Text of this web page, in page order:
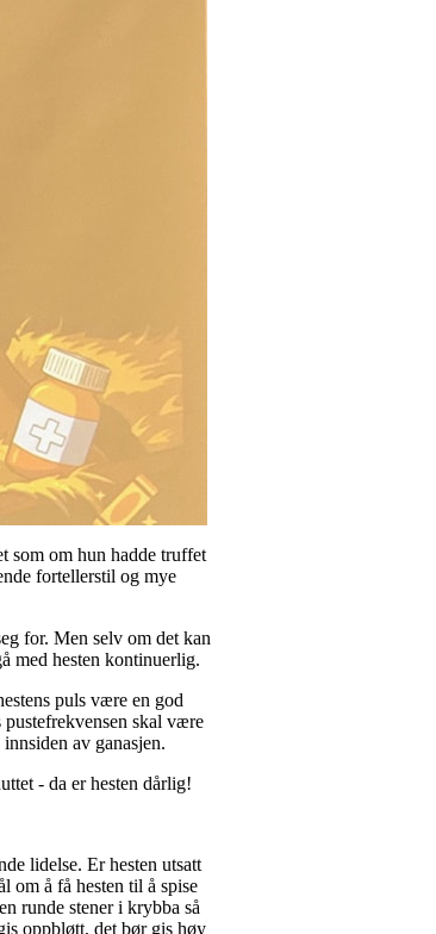
som om hun hadde truffet
fortellerstil og mye
for. Men selv om det kan
med hesten kontinuerlig.
puls være en god
skal være
av ganasjen.
- da er hesten dårlig!
lidelse. Er hesten utsatt
om å få hesten til å spise
runde stener i krybba så
oppbløtt, det bør gis høy